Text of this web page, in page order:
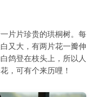
片片珍贵的珙桐树。每
又大，有两片花一瓣伸
鸽登在枝头上，所以人
，可有个来历哩！